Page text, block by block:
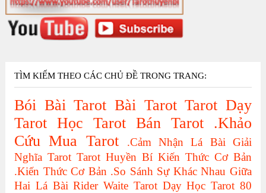
TÌM KIẾM THEO CÁC CHỦ ĐỀ TRONG TRANG:
Bói Bài Tarot Bài Tarot Tarot Dạy
Tarot Học Tarot Bán Tarot
.Khảo
Cứu Mua Tarot .Cảm Nhận Lá Bài
Giải
Nghĩa Tarot Tarot Huyền Bí Kiến Thức Cơ Bản
.Kiến Thức Cơ Bản .So Sánh Sự Khác Nhau Giữa
Hai Lá Bài Rider Waite Tarot Dạy Học Tarot 80